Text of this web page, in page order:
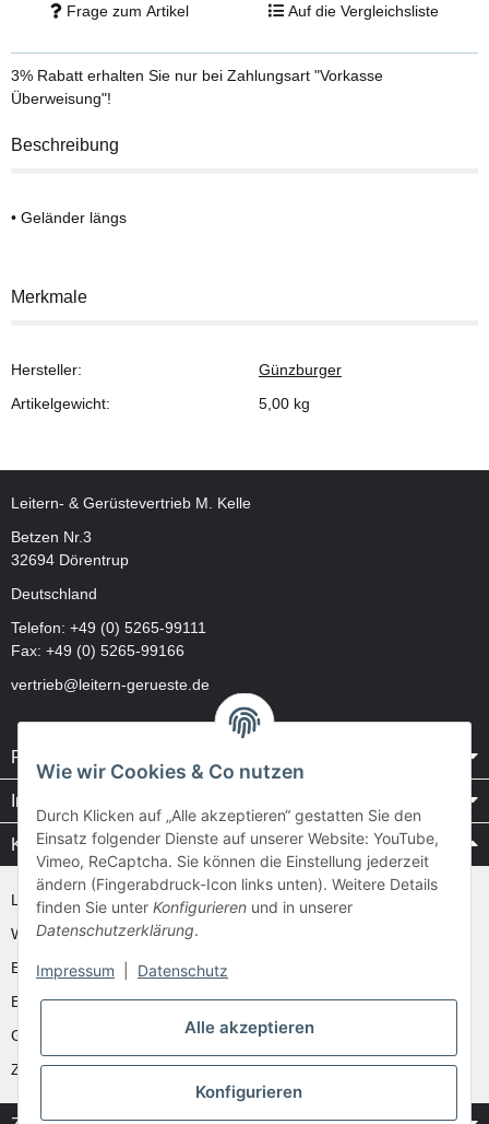
Frage zum Artikel Auf die Vergleichsliste
3% Rabatt erhalten Sie nur bei Zahlungsart "Vorkasse
Überweisung"!
Beschreibung
• Geländer längs
Merkmale
Hersteller:
Günzburger
Artikelgewicht:
5,00 kg
Leitern- & Gerüstevertrieb M. Kelle
Betzen Nr.3
32694 Dörentrup
Deutschland
Telefon: +49 (0) 5265-99111
Fax: +49 (0) 5265-99166
vertrieb@leitern-gerueste.de
Rechtliches
Informationen
Kataloge / Videos
Layher Videos und Downloads
WAKÜ
Ernst
Euroline
Günzburger
Zarges
Wie wir Cookies & Co nutzen
Durch Klicken auf „Alle akzeptieren“ gestatten Sie den
Einsatz folgender Dienste auf unserer Website: YouTube,
Vimeo, ReCaptcha. Sie können die Einstellung jederzeit
ändern (Fingerabdruck-Icon links unten). Weitere Details
finden Sie unter Konfigurieren und in unserer
Datenschutzerklärung.
Impressum Datenschutz
Alle akzeptieren
Konfigurieren